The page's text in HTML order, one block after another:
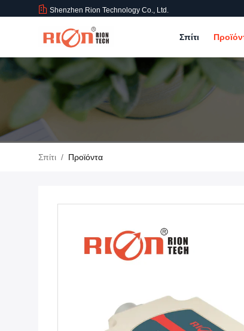
Shenzhen Rion Technology Co., Ltd.
Σπίτι
Σπίτι / Προϊόντα